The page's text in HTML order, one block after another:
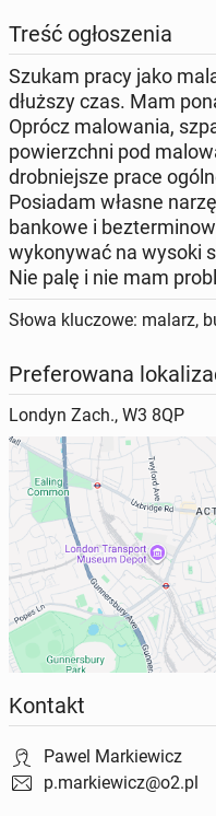
Treść ogłoszenia
Szukam pracy jako
dłuższy czas. Mam
Oprócz malowania,
powierzchni pod
drobniejsze prace
Posiadam własne
bankowe i
wykonywać na wysoki
Nie palę i nie mam
Słowa kluczowe: malarz,
Preferowana
Londyn Zach., W3 8QP
Kontakt
Pawel Markiewicz
p.markiewicz@o2.pl